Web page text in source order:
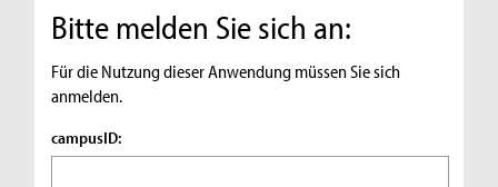
Bitte melden Sie sich an:
Für die Nutzung dieser Anwendung müssen Sie sich
anmelden.
campusID: